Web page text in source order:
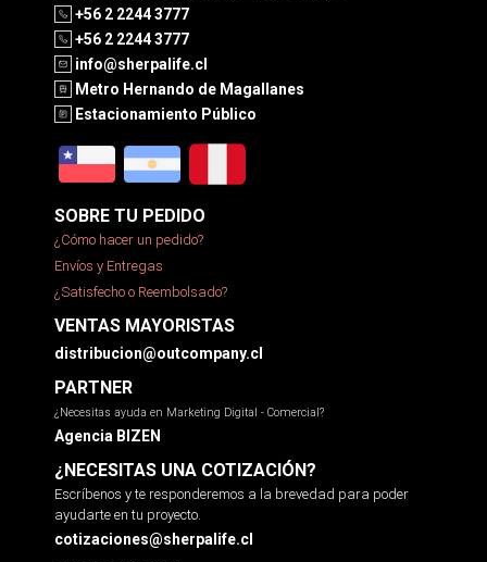
+56 2 2244 3777
+56 2 2244 3777
info@sherpalife.cl
Metro Hernando de Magallanes
Estacionamiento Público
SOBRE TU PEDIDO
¿Cómo hacer un pedido?
Envíos y Entregas
¿Satisfecho o Reembolsado?
VENTAS MAYORISTAS
distribucion@outcompany.cl
PARTNER
¿Necesitas ayuda en Marketing Digital - Comercial?
Agencia BIZEN
¿NECESITAS UNA COTIZACIÓN?
Escríbenos y te responderemos a la brevedad para poder
ayudarte en tu proyecto.
cotizaciones@sherpalife.cl